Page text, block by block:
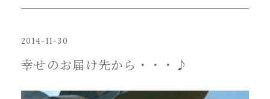
2014-11-30
幸せのお届け先から・・・♪